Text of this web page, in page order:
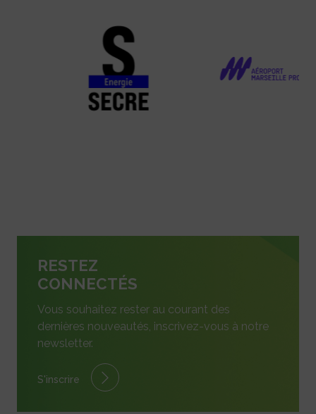
RESTEZ
CONNECTÉS
Vous souhaitez rester au courant des
dernières nouveautés, inscrivez-vous à notre
newsletter.
S'inscrire